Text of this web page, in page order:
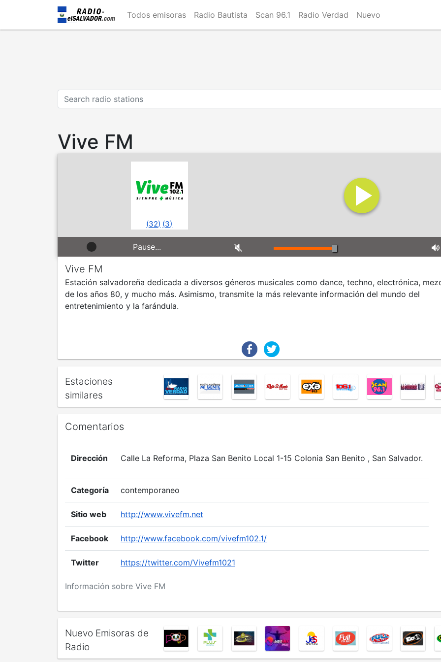
main
Todos emisoras Radio Bautista Scan 96.1 Radio Verdad Nuevo
Vive FM
(32) (3)
Pause...
Vive FM
Estación salvadoreña dedicada a diversos géneros musicales como dance, techno, electrónica,
de los años 80, y mucho más. Asimismo, transmite la más relevante información del mundo del
entretenimiento y la farándula.
Estaciones
similares
Comentarios
Información sobre Vive FM
Dirección Calle La Reforma, Plaza San Benito Local 1-15 Colonia San Benito , San Salvador.
Categoría contemporaneo
Sitio web http://www.vivefm.net
Facebook http://www.facebook.com/vivefm102.1/
Twitter https://twitter.com/Vivefm1021
Nuevo Emisoras de
Radio